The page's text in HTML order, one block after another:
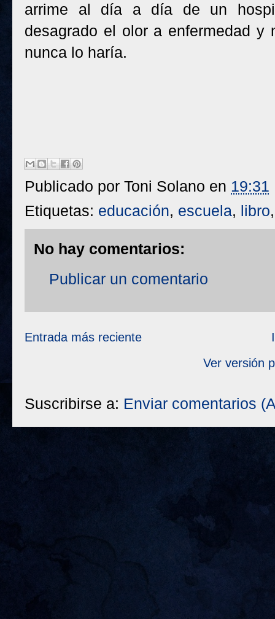
arrime al día a día de un
desagrado el olor a enfermedad y
nunca lo haría.
Publicado por Toni Solano en 19:31
Etiquetas: educación, escuela, libro
No hay comentarios:
Publicar un comentario
Entrada más reciente
Ver versión
Suscribirse a: Enviar comentarios